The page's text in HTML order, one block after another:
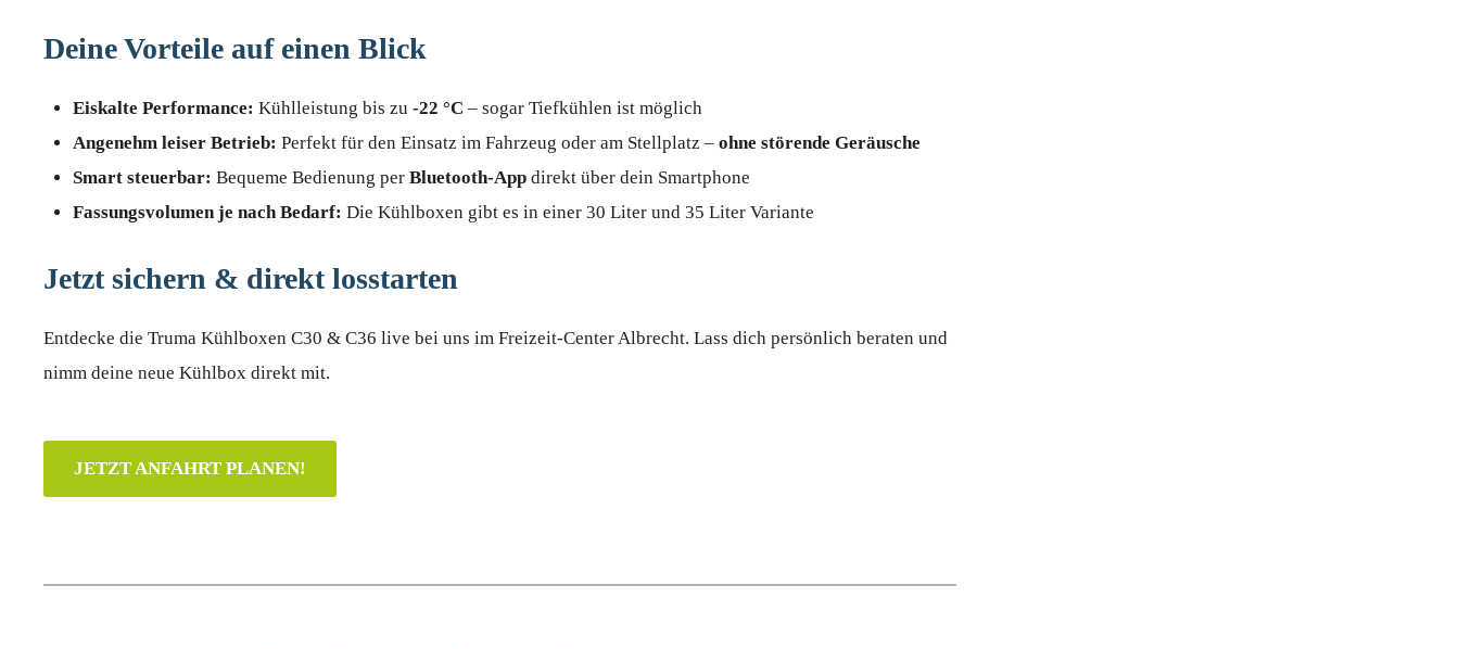
Deine Vorteile auf einen Blick
Eiskalte Performance: Kühlleistung bis zu-22 °C – sogar Tiefkühlen ist möglich
Angenehm leiser Betrieb:Perfekt für den Einsatz im Fahrzeug oder am Stellplatz –ohne störende Geräusche
Smart steuerbar: Bequeme Bedienung perBluetooth-App direkt über dein Smartphone
Fassungsvolumen je nach Bedarf: Die Kühlboxen gibt es in einer 30 Liter und 35 Liter Variante
Jetzt sichern & direkt losstarten
Entdecke die Truma Kühlboxen C30 & C36 live bei uns im Freizeit-Center Albrecht. Lass dich persönlich beraten und
nimm deine neue Kühlbox direkt mit.
JETZT ANFAHRT PLANEN!